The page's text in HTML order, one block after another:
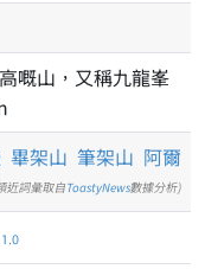
嘅山，又稱九龍峯
畢架山 筆架山 阿爾
近詞彙取自ToastyNews數據分析)